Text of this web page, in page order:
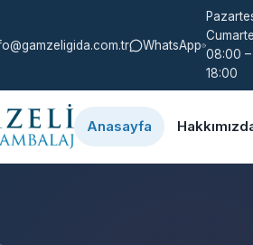
WhatsApp
08:00 –
18:00
Anasayfa